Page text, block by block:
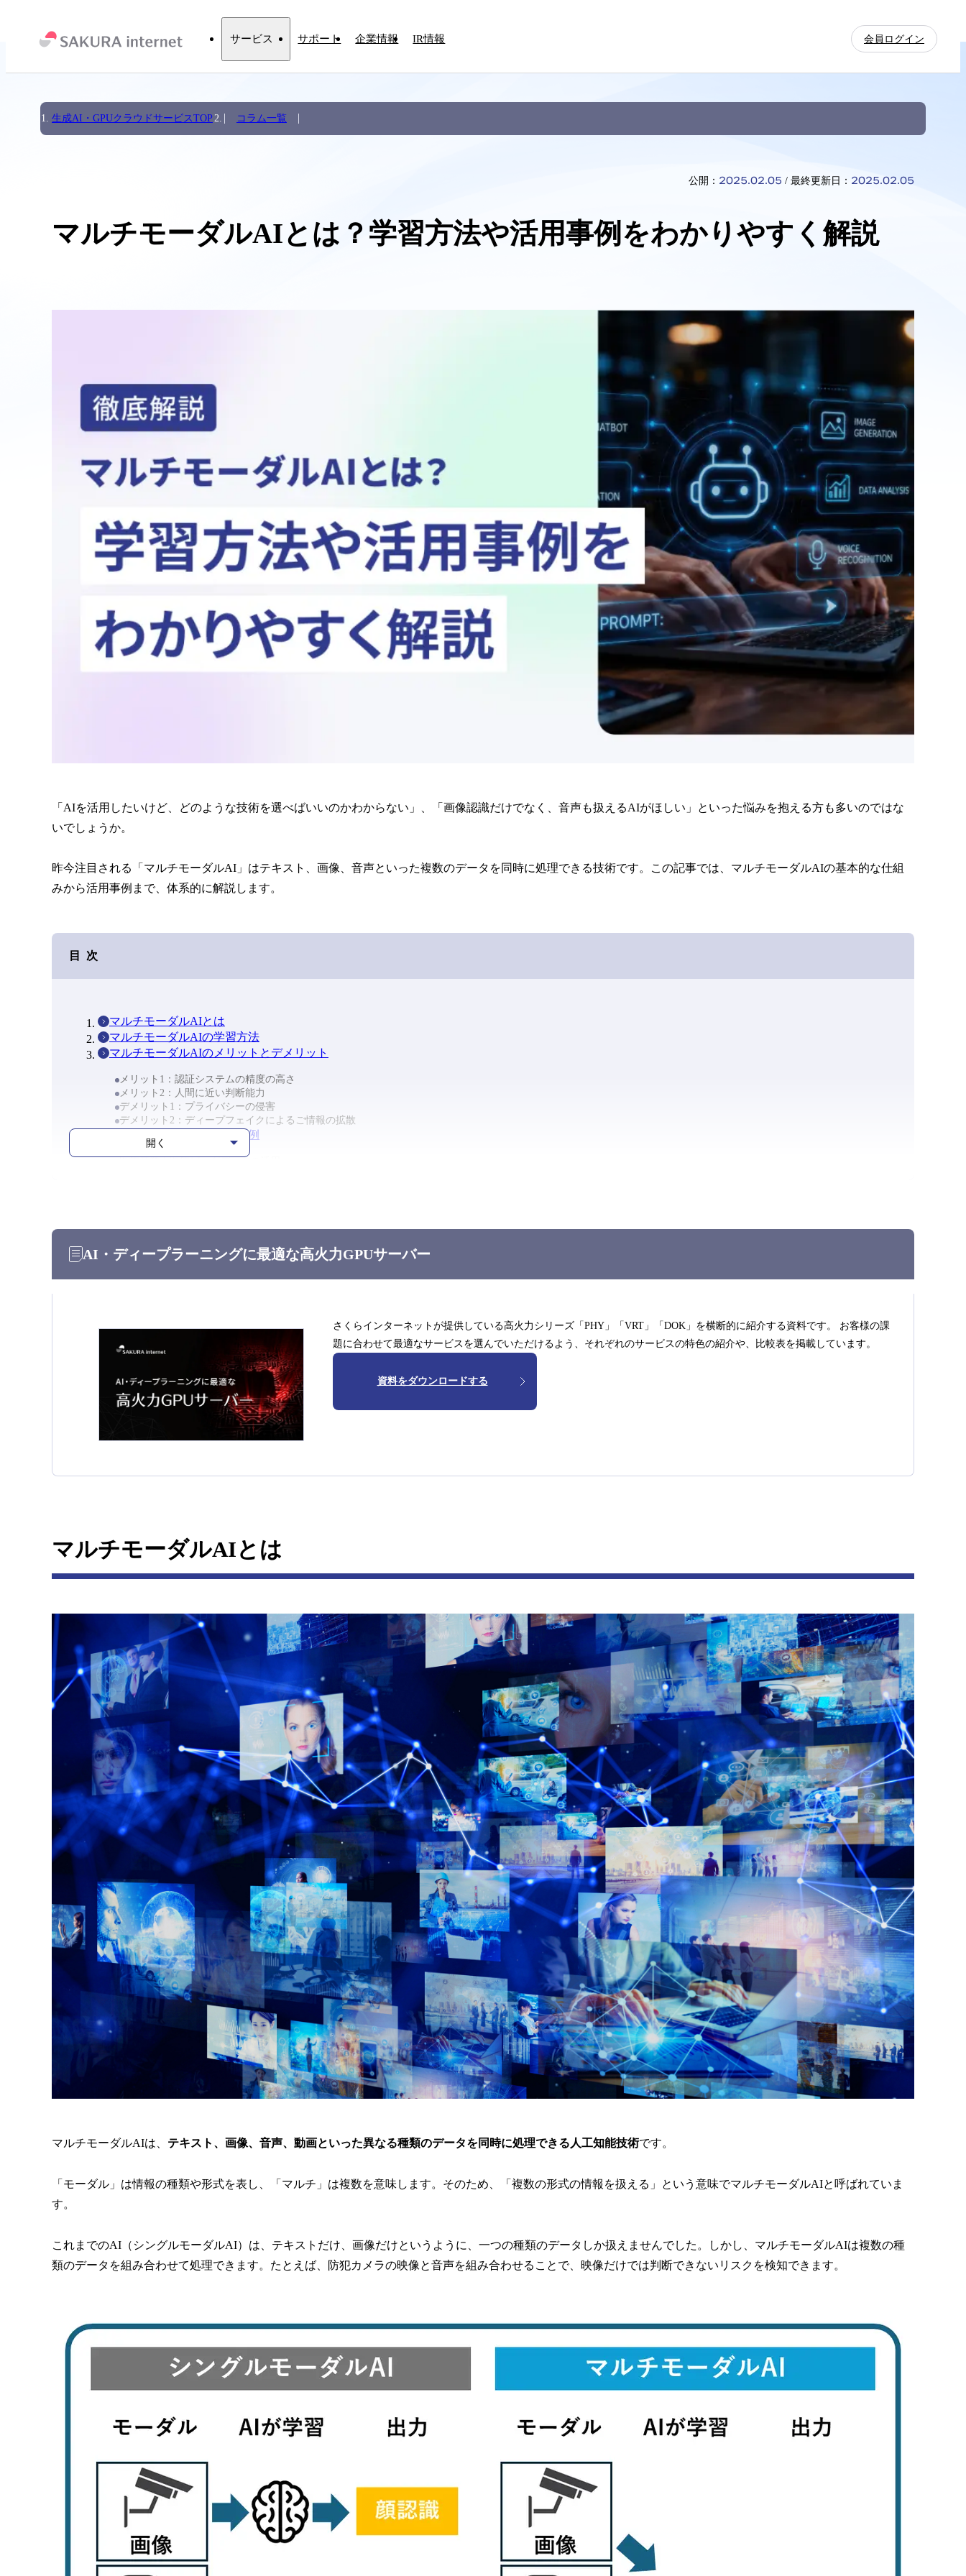
サービス サポート 企業情報 IR情報 会員ログイン
生成AI・GPUクラウドサービスTOP コラム一覧
公開： 2025.02.05 最終更新日： 2025.02.05
マルチモーダルAIとは？学習方法や活用事例をわかりやすく解説
「AIを活用したいけど、どのような技術を選べばいいのかわからない」、「画像認識だけでなく、音声も扱えるAIがほしい」といった悩みを抱える方も多いのではな
いでしょうか。
昨今注目される「マルチモーダルAI」はテキスト、画像、音声といった複数のデータを同時に処理できる技術です。この記事では、マルチモーダルAIの基本的な仕組
みから活用事例まで、体系的に解説します。
目次
マルチモーダルAIとは
マルチモーダルAIの学習方法
マルチモーダルAIのメリットとデメリット
メリット1：認証システムの精度の高さ
メリット2：人間に近い判断能力
デメリット1：プライバシーの侵害
デメリット2：ディープフェイクによるご情報の拡散
マルチモーダルAIの活用事例
エンターテインメント分野｜複数のデータを組み合わせたコンテンツ制作
マルチモーダルAIの活用には高性能なGPUが必須
まとめ
開く
AI・ディープラーニングに最適な高火力GPUサーバー
さくらインターネットが提供している高火力シリーズ「PHY」「VRT」「DOK」を横断的に紹介する資料です。 お客様の課
題に合わせて最適なサービスを選んでいただけるよう、それぞれのサービスの特色の紹介や、比較表を掲載しています。
資料をダウンロードする
マルチモーダルAIとは
マルチモーダルAIは、 テキスト、画像、音声、動画といった異なる種類のデータを同時に処理できる人工知能技術です。
「モーダル」は情報の種類や形式を表し、「マルチ」は複数を意味します。そのため、「複数の形式の情報を扱える」という意味でマルチモーダルAIと呼ばれていま
す。
これまでのAI（シングルモーダルAI）は、テキストだけ、画像だけというように、一つの種類のデータしか扱えませんでした。しかし、マルチモーダルAIは複数の種
類のデータを組み合わせて処理できます。たとえば、防犯カメラの映像と音声を組み合わせることで、映像だけでは判断できないリスクを検知できます。